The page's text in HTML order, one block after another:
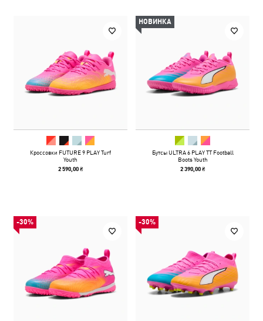
Кроссовки FUTURE 9 PLAY Turf
Youth
2 590,00 ₴
НОВИНКА
Бутсы ULTRA 6 PLAY TT Football
Boots Youth
2 390,00 ₴
-30% -30%